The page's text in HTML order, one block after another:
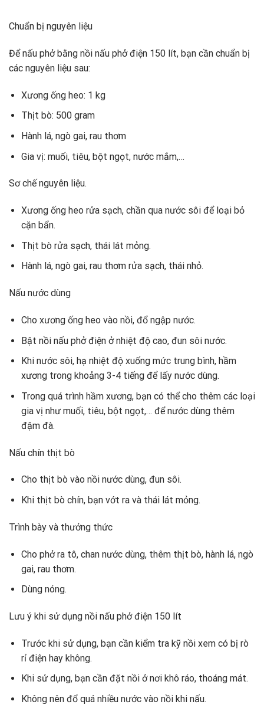
Chuẩn bị nguyên liệu
Để nấu phở bằng nồi nấu phở điện 150 lít, bạn cần chuẩn bị
các nguyên liệu sau:
Xương ống heo: 1 kg
Thịt bò: 500 gram
Hành lá, ngò gai, rau thơm
Gia vị: muối, tiêu, bột ngọt, nước mắm,…
Sơ chế nguyên liệu.
Xương ống heo rửa sạch, chần qua nước sôi để loại bỏ
cặn bẩn.
Thịt bò rửa sạch, thái lát mỏng.
Hành lá, ngò gai, rau thơm rửa sạch, thái nhỏ.
Nấu nước dùng
Cho xương ống heo vào nồi, đổ ngập nước.
Bật nồi nấu phở điện ở nhiệt độ cao, đun sôi nước.
Khi nước sôi, hạ nhiệt độ xuống mức trung bình, hầm
xương trong khoảng 3-4 tiếng để lấy nước dùng.
Trong quá trình hầm xương, bạn có thể cho thêm các loại
gia vị như muối, tiêu, bột ngọt,… để nước dùng thêm
đậm đà.
Nấu chín thịt bò
Cho thịt bò vào nồi nước dùng, đun sôi.
Khi thịt bò chín, bạn vớt ra và thái lát mỏng.
Trình bày và thưởng thức
Cho phở ra tô, chan nước dùng, thêm thịt bò, hành lá, ngò
gai, rau thơm.
Dùng nóng.
Lưu ý khi sử dụng nồi nấu phở điện 150 lít
Trước khi sử dụng, bạn cần kiểm tra kỹ nồi xem có bị rò
rỉ điện hay không.
Khi sử dụng, bạn cần đặt nồi ở nơi khô ráo, thoáng mát.
Không nên đổ quá nhiều nước vào nồi khi nấu.